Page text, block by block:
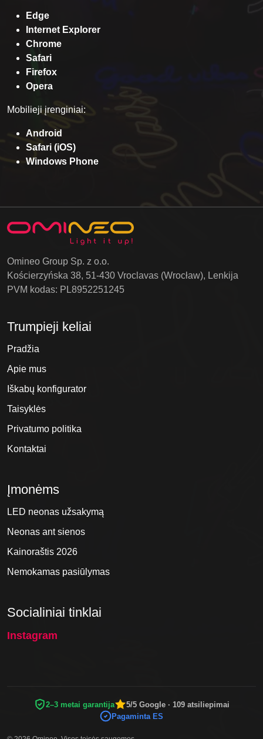
Edge
Internet Explorer
Chrome
Safari
Firefox
Opera
Mobilieji įrenginiai:
Android
Safari (iOS)
Windows Phone
Omineo Group Sp. z o.o.
Kościerzyńska 38, 51-430 Vroclavas (Wrocław), Lenkija
PVM kodas: PL8952251245
Trumpieji keliai
Pradžia
Apie mus
Iškabų konfigurator
Taisyklės
Privatumo politika
Kontaktai
Įmonėms
LED neonas užsakymą
Neonas ant sienos
Kainoraštis 2026
Nemokamas pasiūlymas
Socialiniai tinklai
Instagram
2–3 metai garantija
5/5 Google · 109 atsiliepimai
Pagaminta ES